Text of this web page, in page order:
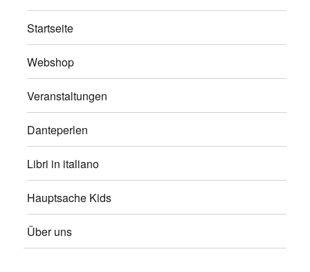
Startseite
Webshop
Veranstaltungen
Danteperlen
Libri in italiano
Hauptsache Kids
Über uns